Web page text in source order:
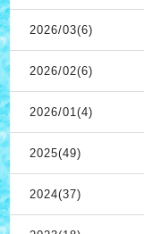
2026/03(6)
2026/02(6)
2026/01(4)
2025(49)
2024(37)